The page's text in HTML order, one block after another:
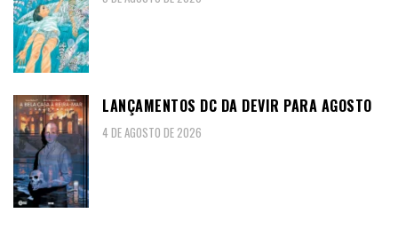
LANÇAMENTOS DC DA DEVIR PARA AGOSTO
4 DE AGOSTO DE 2026